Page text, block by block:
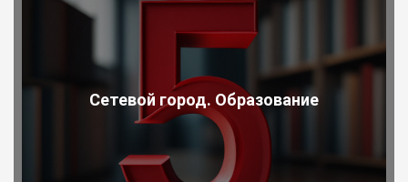
Сетевой город. Образование